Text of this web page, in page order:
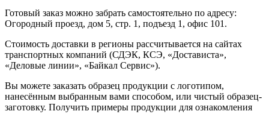
Готовый заказ можно забрать самостоятельно по адресу:
Огородный проезд, дом 5, стр. 1, подъезд 1, офис 101.
Стоимость доставки в регионы рассчитывается на сайтах
транспортных компаний (СДЭК, КСЭ, «Достависта»,
«Деловые линии», «Байкал Сервис»).
Вы можете заказать образец продукции с логотипом,
нанесённым выбранным вами способом, или чистый образец-
заготовку. Получить примеры продукции для ознакомления